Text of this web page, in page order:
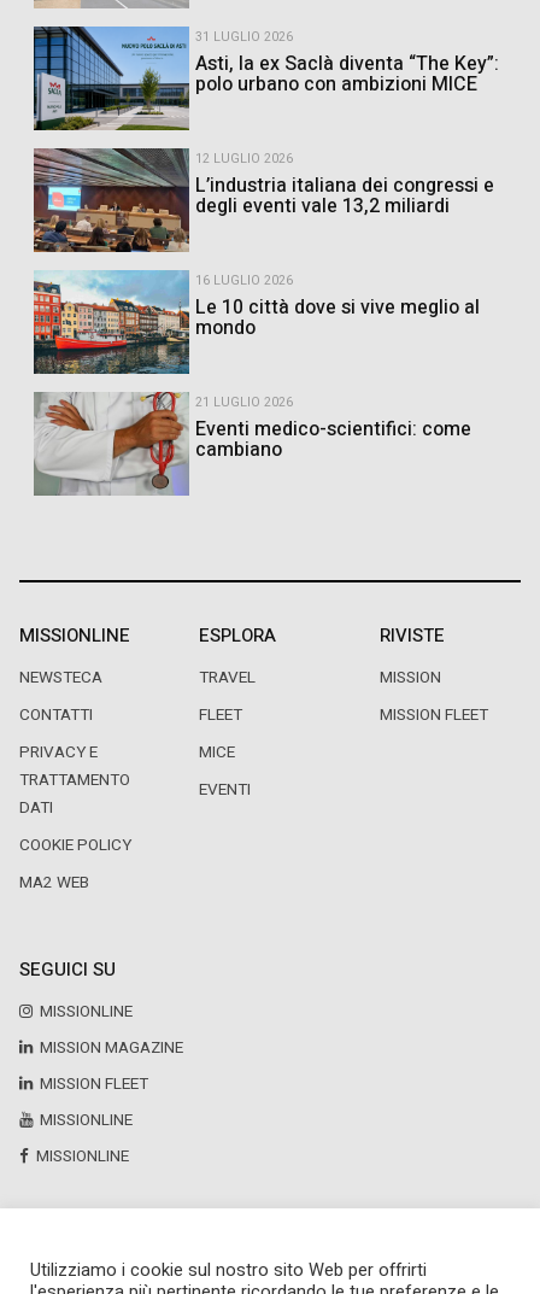
31 LUGLIO 2026
Asti, la ex Saclà diventa “The Key”:
polo urbano con ambizioni MICE
12 LUGLIO 2026
L’industria italiana dei congressi e
degli eventi vale 13,2 miliardi
16 LUGLIO 2026
Le 10 città dove si vive meglio al
mondo
21 LUGLIO 2026
Eventi medico-scientifici: come
cambiano
MISSIONLINE
NEWSTECA
CONTATTI
PRIVACY E
TRATTAMENTO
DATI
COOKIE POLICY
MA2 WEB
ESPLORA
TRAVEL
FLEET
MICE
EVENTI
RIVISTE
MISSION
MISSION FLEET
SEGUICI SU
MISSIONLINE
MISSION MAGAZINE
MISSION FLEET
MISSIONLINE
MISSIONLINE
Copyright © 2025 by Newsteca
Utilizziamo i cookie sul nostro sito Web per offrirti